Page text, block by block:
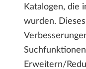
Katalogen, die
wurden.
Erweitern/